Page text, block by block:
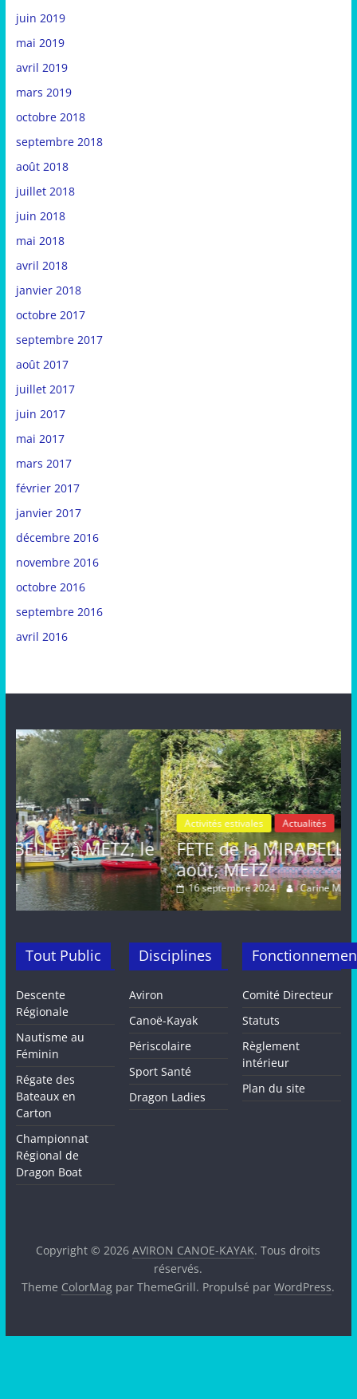
juin 2019
mai 2019
avril 2019
mars 2019
octobre 2018
septembre 2018
août 2018
juillet 2018
juin 2018
mai 2018
avril 2018
janvier 2018
octobre 2017
septembre 2017
août 2017
juillet 2017
juin 2017
mai 2017
mars 2017
février 2017
janvier 2017
décembre 2016
novembre 2016
octobre 2016
septembre 2016
avril 2016
Activités estivales Actualités
FETE de la MIRABELLE, dimanche 25
août, METZ
16 septembre 2024 Carine MARAT
Tout Public
Descente
Régionale
Nautisme au
Féminin
Régate des
Bateaux en
Carton
Championnat
Régional de
Dragon Boat
Disciplines
Aviron
Canoë-Kayak
Périscolaire
Sport Santé
Dragon Ladies
Comité Directeur
Statuts
Règlement
intérieur
Plan du site
Copyright © 2026AVIRON CANOE-KAYAK. Tous droits
réservés.
Theme ColorMag par ThemeGrill. Propulsé parWordPress.